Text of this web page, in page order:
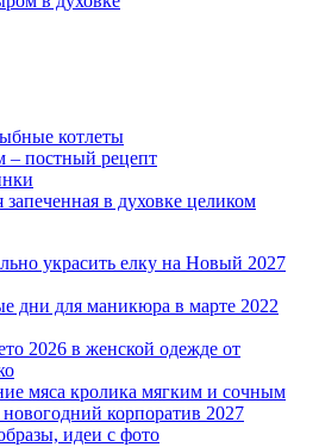
котлеты
– постный рецепт
в духовке целиком
украсить елку на Новый 2027
дни для маникюра в марте 2022
2026 в женской одежде от
мяса кролика мягким и сочным
новогодний корпоратив 2027
идеи с фото